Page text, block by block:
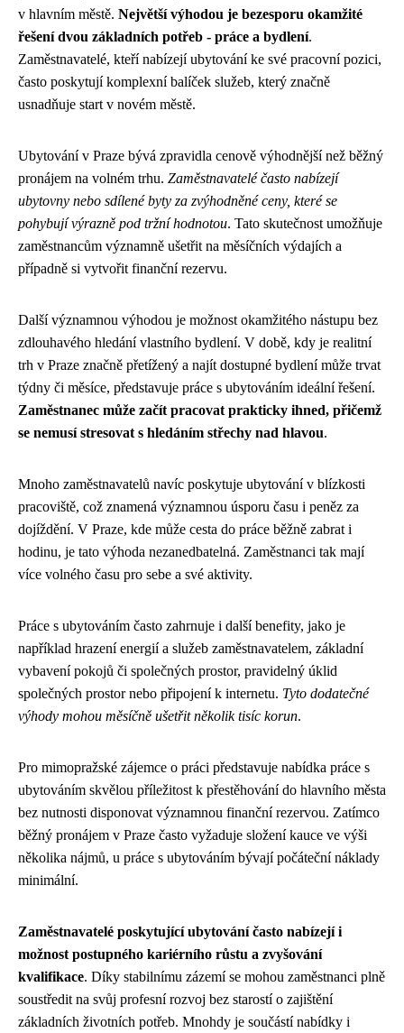
v hlavním městě. Největší výhodou je bezesporu okamžité
řešení dvou základních potřeb - práce a bydlení.
Zaměstnavatelé, kteří nabízejí ubytování ke své pracovní pozici,
často poskytují komplexní balíček služeb, který značně
usnadňuje start v novém městě.
Ubytování v Praze bývá zpravidla cenově výhodnější než běžný
pronájem na volném trhu. Zaměstnavatelé často nabízejí
ubytovny nebo sdílené byty za zvýhodněné ceny, které se
pohybují výrazně pod tržní hodnotou. Tato skutečnost umožňuje
zaměstnancům významně ušetřit na měsíčních výdajích a
případně si vytvořit finanční rezervu.
Další významnou výhodou je možnost okamžitého nástupu bez
zdlouhavého hledání vlastního bydlení. V době, kdy je realitní
trh v Praze značně přetížený a najít dostupné bydlení může trvat
týdny či měsíce, představuje práce s ubytováním ideální řešení.
Zaměstnanec může začít pracovat prakticky ihned, přičemž
se nemusí stresovat s hledáním střechy nad hlavou.
Mnoho zaměstnavatelů navíc poskytuje ubytování v blízkosti
pracoviště, což znamená významnou úsporu času i peněz za
dojíždění. V Praze, kde může cesta do práce běžně zabrat i
hodinu, je tato výhoda nezanedbatelná. Zaměstnanci tak mají
více volného času pro sebe a své aktivity.
Práce s ubytováním často zahrnuje i další benefity, jako je
například hrazení energií a služeb zaměstnavatelem, základní
vybavení pokojů či společných prostor, pravidelný úklid
společných prostor nebo připojení k internetu. Tyto dodatečné
výhody mohou měsíčně ušetřit několik tisíc korun.
Pro mimopražské zájemce o práci představuje nabídka práce s
ubytováním skvělou příležitost k přestěhování do hlavního města
bez nutnosti disponovat významnou finanční rezervou. Zatímco
běžný pronájem v Praze často vyžaduje složení kauce ve výši
několika nájmů, u práce s ubytováním bývají počáteční náklady
minimální.
Zaměstnavatelé poskytující ubytování často nabízejí i
možnost postupného kariérního růstu a zvyšování
kvalifikace. Díky stabilnímu zázemí se mohou zaměstnanci plně
soustředit na svůj profesní rozvoj bez starostí o zajištění
základních životních potřeb. Mnohdy je součástí nabídky i